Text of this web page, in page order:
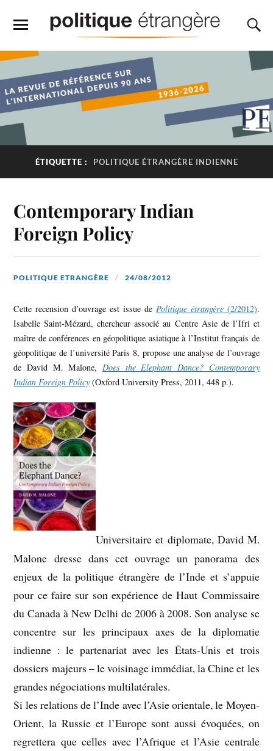
ÉTIQUETTE : POLITIQUE ÉTRANGÈRE INDIENNE
Contemporary Indian
Foreign Policy
POLITIQUE ETRANGÈRE 24/08/2012
Cette recension d’ouvrage est issue de Politique étrangère(2/2012).
Isabelle Saint-Mézard, chercheur associé au Centre Asie de l’Ifri et
maître de conférences en géopolitique asiatique à l’Institut français de
géopolitique de l’université Paris 8, propose une analyse de l’ouvrage
de David M. Malone, Does the Elephant Dance? Contemporary
Indian Foreign Policy (Oxford University Press, 2011, 448 p.).
Universitaire et diplomate, David M.
Malone dresse dans cet ouvrage un panorama des
enjeux de la politique étrangère de l’Inde et s’appuie
pour ce faire sur son expérience de Haut Commissaire
du Canada à New Delhi de 2006 à 2008. Son analyse se
concentre sur les principaux axes de la diplomatie
indienne : le partenariat avec les États-Unis et trois
dossiers majeurs – le voisinage immédiat, la Chine et les
grandes négociations multilatérales.
Si les relations de l’Inde avec l’Asie orientale, le Moyen-
Orient, la Russie et l’Europe sont aussi évoquées, on
regrettera que celles avec l’Afrique et l’Asie centrale